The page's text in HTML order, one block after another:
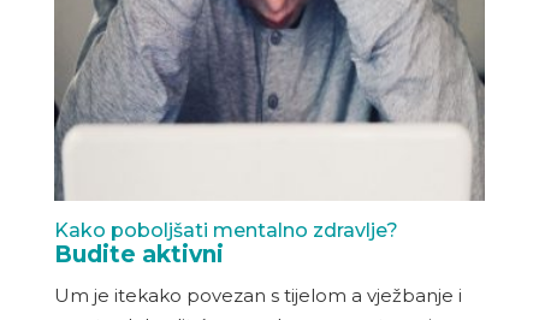
Kako poboljšati mentalno zdravlje?
Budite aktivni
Um je itekako povezan s tijelom a vježbanje i